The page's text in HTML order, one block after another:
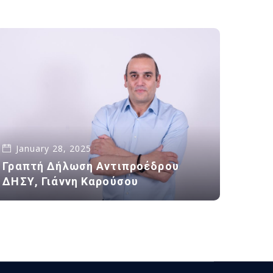
January 28, 2025
Γραπτή Δήλωση Αντιπροέδρου
ΔΗΣΥ, Γιάννη Καρούσου